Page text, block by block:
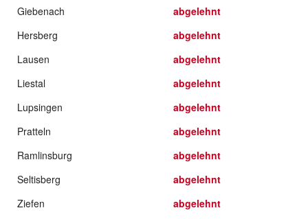
Giebenach
abgelehnt
Hersberg
abgelehnt
Lausen
abgelehnt
Liestal
abgelehnt
Lupsingen
abgelehnt
Pratteln
abgelehnt
Ramlinsburg
abgelehnt
Seltisberg
abgelehnt
Ziefen
abgelehnt